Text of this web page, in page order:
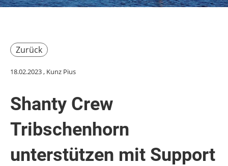
Zurück
18.02.2023, Kunz Pius
Shanty Crew
Tribschenhorn
unterstützen mit Support